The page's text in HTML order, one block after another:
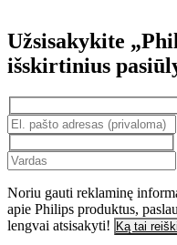
Užsisakykite
išskirtinius
Noriu gauti reklaminę
apie Philips produktus,
lengvai atsisakyti! Ką tai